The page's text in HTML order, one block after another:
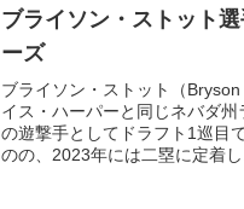
ブライソン・ストット
ーズ
ブライソン・ストット（
イス・ハーパーと同じネバダ
の遊撃手としてドラフト1巡目
のの、2023年には二塁に定着